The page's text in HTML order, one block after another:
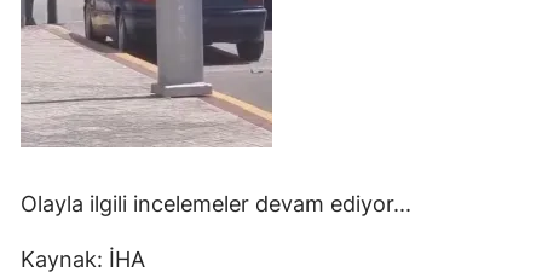
Olayla ilgili incelemeler devam ediyor...
Kaynak: İHA